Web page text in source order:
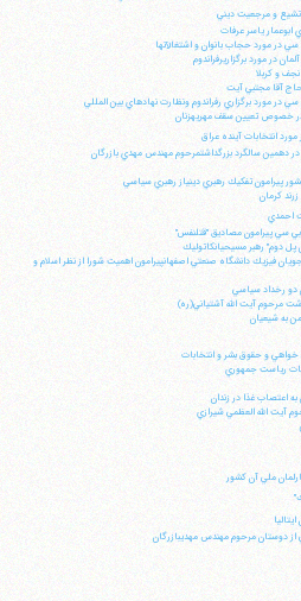
فيزيك دانشگاه صنعتي اصفهانپيرامون اهميت شورا از نظر اسلام و